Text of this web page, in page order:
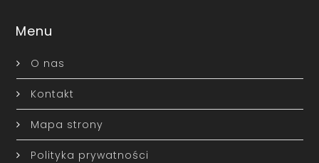
Menu
O nas
Kontakt
Mapa strony
Polityka prywatności